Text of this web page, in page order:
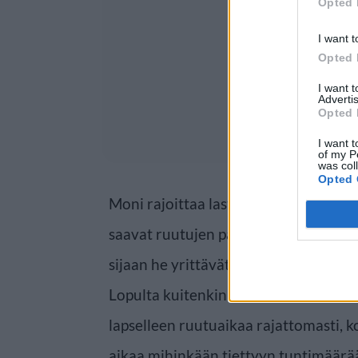
I want
Opted
I want
Opted
I want
of my
was
Opted
Moni rajoittaa lasten television
saavat ruutujen parissa viettää.
sijaan he yrittävät rohkaista
Lopulta kuitenkin paljastuu, että
lapselleen ruutuaikaa rajattomasti,